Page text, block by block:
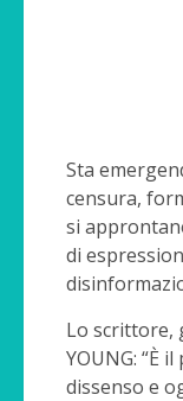
Sta
censura,
si
di
Lo scrittore,
YOUNG: “È
dissenso e